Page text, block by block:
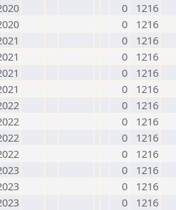
0
1216
0
1216
0
1216
0
1216
0
1216
0
1216
0
1216
0
1216
0
1216
0
1216
0
1216
0
1216
0
1216